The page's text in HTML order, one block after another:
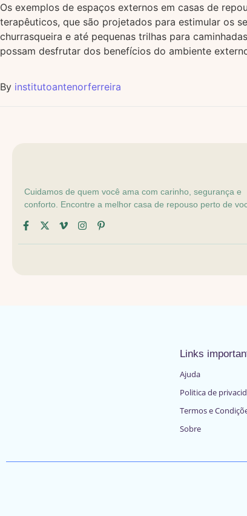
Os exemplos de espaços externos em casas de
terapêuticos, que são projetados para estimular os
churrasqueira e até pequenas trilhas para
possam desfrutar dos benefícios do ambiente
By institutoantenorferreira
Cuidamos de quem você ama com carinho, segurança e
conforto. Encontre a melhor casa de repouso perto de
Links
Ajuda
Politica de
Termos e
Sobre